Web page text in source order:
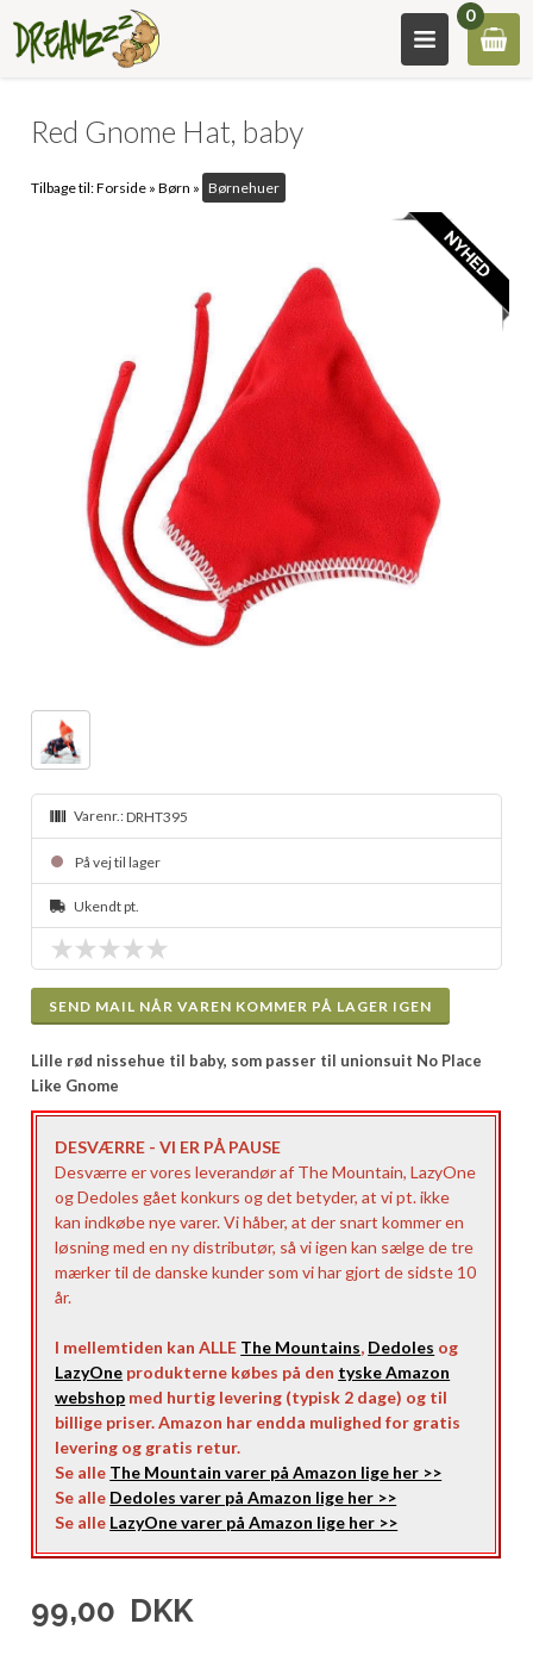
0
Red Gnome Hat, baby
Tilbage til:Forside »Børn » Børnehuer
Varenr.:DRHT395
På vej til lager
Ukendt pt.
SEND MAIL NÅR VAREN KOMMER PÅ LAGER IGEN
Lille rød nissehue til baby, som passer til unionsuit No Place
Like Gnome
DESVÆRRE - VI ER PÅ PAUSE
Desværre er vores leverandør af The Mountain, LazyOne
og Dedoles gået konkurs og det betyder, at vi pt. ikke
kan indkøbe nye varer. Vi håber, at der snart kommer en
løsning med en ny distributør, så vi igen kan sælge de tre
mærker til de danske kunder som vi har gjort de sidste 10
år.
I mellemtiden kan ALLE The Mountains, Dedoles og
LazyOne produkterne købes på den tyske Amazon
webshop med hurtig levering (typisk 2 dage) og til
billige priser. Amazon har endda mulighed for gratis
levering og gratis retur.
Se alle The Mountain varer på Amazon lige her >>
Se alle Dedoles varer på Amazon lige her >>
Se alle LazyOne varer på Amazon lige her >>
99,00 DKK